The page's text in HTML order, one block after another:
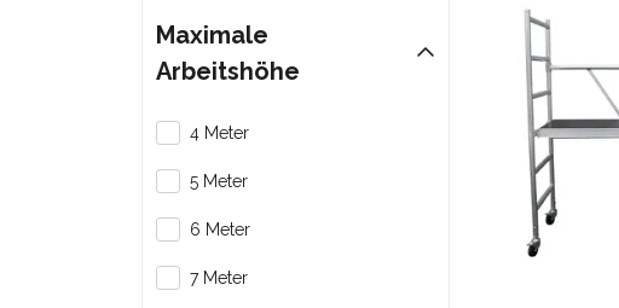
Maximale
Arbeitshöhe
4 Meter
5 Meter
6 Meter
7 Meter